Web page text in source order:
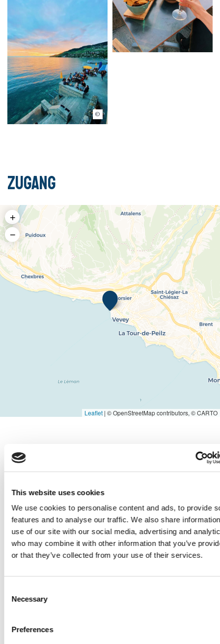
This website uses cookies
We use cookies to personalise content and ads, to provide
features and to analyse our traffic. We also share
use of our site with our social media, advertising and
who may combine it with other information that you’ve
or that they’ve collected from your use of their services.
Selection
Necessary
Preferences
Bains Payes
Zugang
+
−
Leaflet | © OpenStreetMap contributors, © CARTO
Öffnungszeiten und Tarife
Öffnungszeiten
Vom 10 April 2026 bis 18 October 2026
Montag - Sonntag